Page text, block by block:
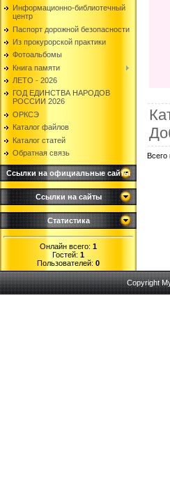
Информационно-библиотечный
центр
Паспорт дорожной безопасности
Из прокурорской практики
Фотоальбомы
Книга памяти
ЛЕТО - 2026
ГОД ЕДИНСТВА НАРОДОВ
РОССИИ 2026
ОРКСЭ
Каталог файлов
Каталог статей
Обратная связь
Ссылки на официальные сайты
Ссылки на сайты
Статистика
Онлайн всего: 1
Гостей: 1
Пользователей: 0
Всего
Copyright